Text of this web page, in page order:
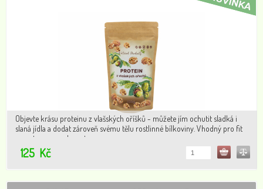
Objevte krásu proteinu z vlašských oříšků - můžete jím ochutit sladká i
slaná jídla a dodat zároveň svému tělu rostlinné bílkoviny. Vhodný pro fit
recepty a veganskou stravu.
125 Kč